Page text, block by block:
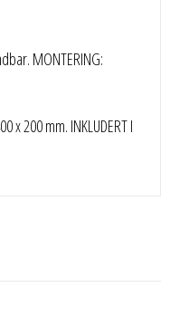
MONTERING:
x 200 mm. INKLUDERT I